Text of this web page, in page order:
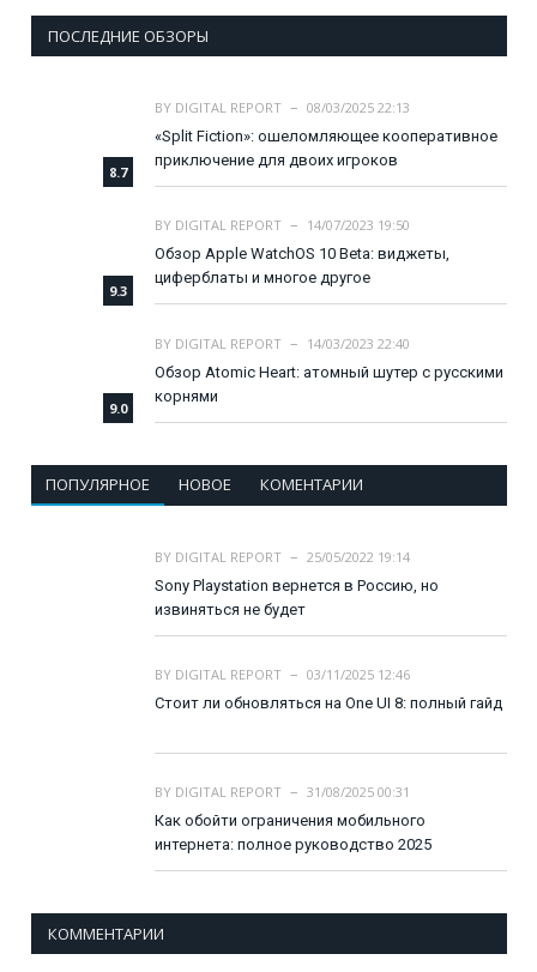
ПОСЛЕДНИЕ ОБЗОРЫ
8.7
BY DIGITAL REPORT
08/03/2025 22:13
«Split Fiction»: ошеломляющее кооперативное
приключение для двоих игроков
9.3
BY DIGITAL REPORT
14/07/2023 19:50
Обзор Apple WatchOS 10 Beta: виджеты,
циферблаты и многое другое
9.0
BY DIGITAL REPORT
14/03/2023 22:40
Обзор Atomic Heart: атомный шутер с русскими
корнями
ПОПУЛЯРНОЕ НОВОЕ КОМЕНТАРИИ
BY DIGITAL REPORT
25/05/2022 19:14
Sony Playstation вернется в Россию, но
извиняться не будет
BY DIGITAL REPORT
03/11/2025 12:46
Стоит ли обновляться на One UI 8: полный гайд
BY DIGITAL REPORT
31/08/2025 00:31
Как обойти ограничения мобильного
интернета: полное руководство 2025
КОММЕНТАРИИ